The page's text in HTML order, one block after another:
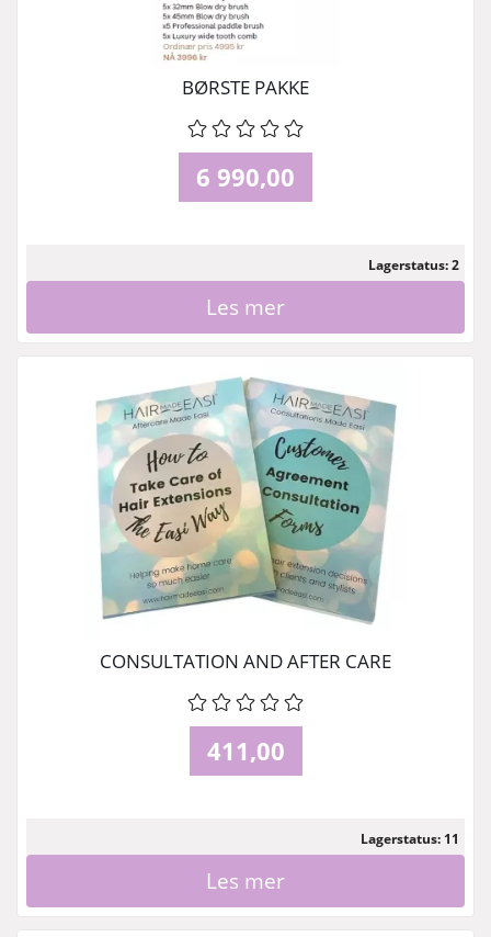
BØRSTE PAKKE
6 990,00
Lagerstatus: 2
Les mer
CONSULTATION AND AFTER CARE
411,00
Lagerstatus: 11
Les mer